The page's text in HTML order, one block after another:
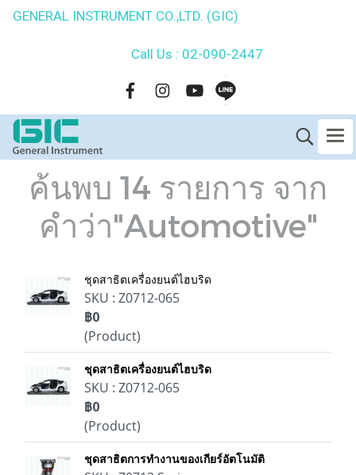
GENERAL INSTRUMENT CO.,LTD. (GIC)
Call Us : 02-090-2447
ค้นพบ 14 รายการ จาก
คำว่า"Automotive"
ชุดสาธิตเครื่องยนต์ไฮบริด
SKU : Z0712-065
฿0
(Product)
ชุดสาธิตเครื่องยนต์ไฮบริด
SKU : Z0712-065
฿0
(Product)
ชุดสาธิตการทำงานของเกียร์อัตโนมัติ